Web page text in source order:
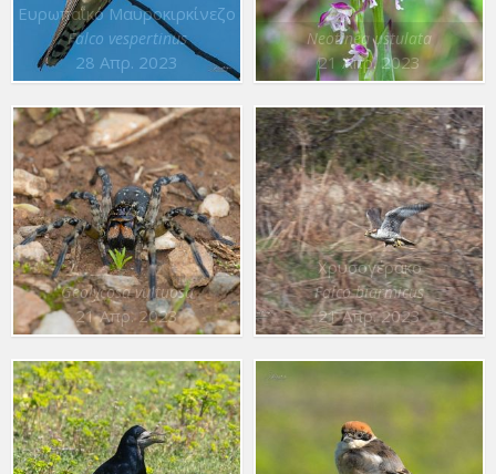
Ευρωπαϊκό Μαυροκιρκίνεζο
Falco vespertinus
28 Απρ. 2023
Neotinea ustulata
21 Απρ. 2023
Geolycosa vultuosa
21 Απρ. 2023
Χρυσογέρακο
Falco biarmicus
21 Απρ. 2023